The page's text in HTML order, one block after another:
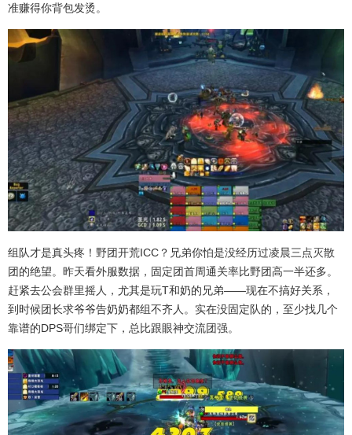
准赚得你背包发烫。
组队才是真头疼！野团开荒ICC？兄弟你怕是没经历过凌晨三点灭散
团的绝望。昨天看外服数据，固定团首周通关率比野团高一半还多。
赶紧去公会群里摇人，尤其是玩T和奶的兄弟——现在不搞好关系，
到时候团长求爷爷告奶奶都组不齐人。实在没固定队的，至少找几个
靠谱的DPS哥们绑定下，总比跟眼神交流团强。